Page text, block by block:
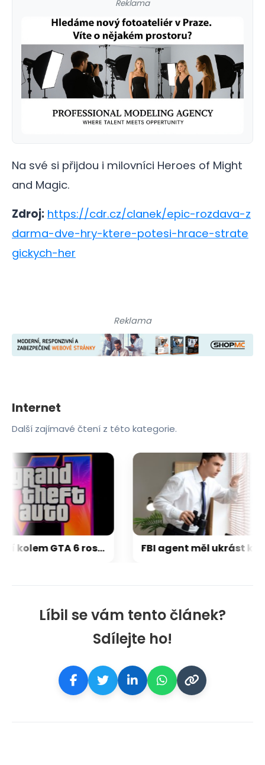
Reklama
Na své si přijdou i milovníci Heroes of Might
and Magic.
Zdroj: https://cdr.cz/clanek/epic-rozdava-z
darma-dve-hry-ktere-potesi-hrace-strate
gickych-her
Líbil se vám tento článek?
Sdílejte ho!
Reklama
Internet
Další zajímavé čtení z této kategorie.
Napětí kolem GTA 6 roste. Srpen může přinést třetí trailer i první gameplay FBI agent měl ukrást kryptoměny za milion dolarů. Usvědčil ho ChatGPT